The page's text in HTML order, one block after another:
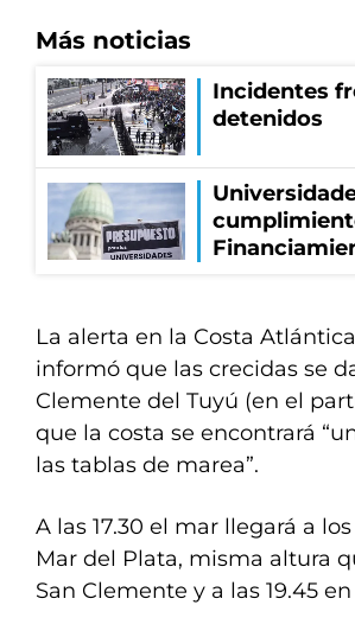
Más noticias
Incidentes
detenidos
La alerta en la Costa
informó que las crecidas se
Clemente del Tuyú (en el
que la costa se encontrará
las tablas de marea”.
A las 17.30 el mar llegará a
Mar del Plata, misma altura
San Clemente y a las 19.45